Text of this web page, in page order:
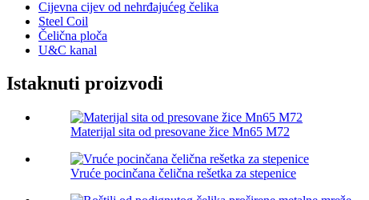
Cijevna cijev od nehrđajućeg čelika
Steel Coil
Čelična ploča
U&C kanal
Istaknuti proizvodi
Materijal sita od presovane žice Mn65 M72
Vruće pocinčana čelična rešetka za stepenice